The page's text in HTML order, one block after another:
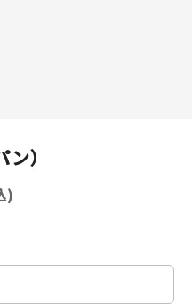
）
)